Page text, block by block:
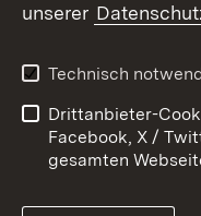
Barrierefreiheit
Impressum
unserer
Technisch
Drittanbieter-
Facebook, X /
gesamten